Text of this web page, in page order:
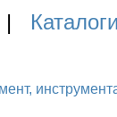
| Каталоги